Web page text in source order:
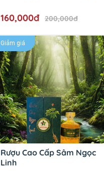
160,000đ 200,000đ
Giảm giá
Rượu Cao Cấp Sâm Ngọc
Linh